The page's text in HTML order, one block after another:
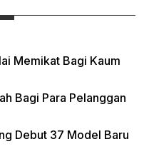
Memikat Bagi Kaum
Bagi Para Pelanggan
Debut 37 Model Baru